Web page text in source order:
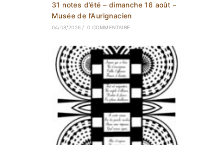
31 notes d’été – dimanche 16 août –
Musée de l’Aurignacien
04/08/2026 / 0 COMMENTAIRE